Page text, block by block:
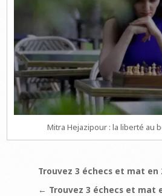
Mitra Hejazipour : la liberté au
Navigation
Trouvez 3 échecs et mat en
← Trouvez 3 échecs et mat